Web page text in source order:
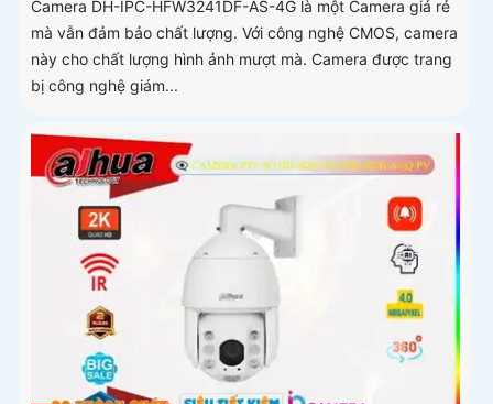
Camera DH-IPC-HFW3241DF-AS-4G là một Camera giá rẻ
mà vẫn đảm bảo chất lượng. Với công nghệ CMOS, camera
này cho chất lượng hình ảnh mượt mà. Camera được trang
bị công nghệ giám...